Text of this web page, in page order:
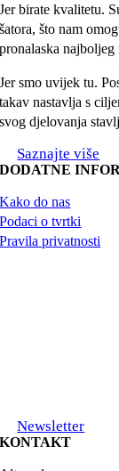
Jer birate kvalitetu.
šatora, što nam
pronalaska najboljeg
Jer smo uvijek tu.
takav nastavlja s
svog djelovanja
Saznajte više
DODATNE
Kako do nas
Podaci o tvrtki
Pravila privatnosti
Newsletter
KONTAKT